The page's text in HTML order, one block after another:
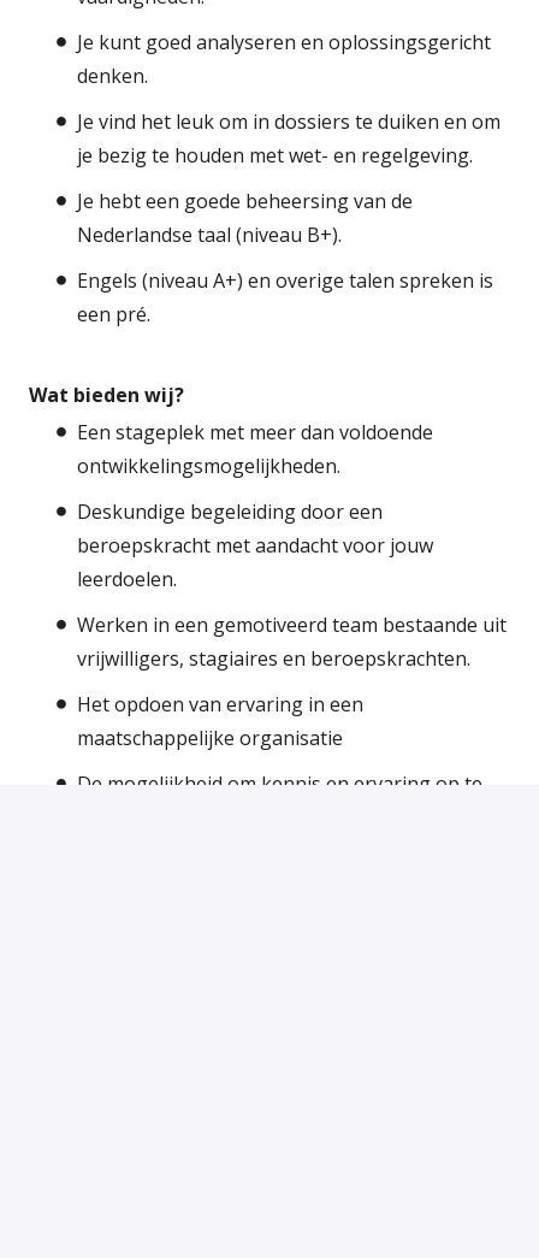
Je kunt goed analyseren en oplossingsgericht
denken.
Je vind het leuk om in dossiers te duiken en om
je bezig te houden met wet- en regelgeving.
Je hebt een goede beheersing van de
Nederlandse taal (niveau B+).
Engels (niveau A+) en overige talen spreken is
een pré.
Wat bieden wij?
Een stageplek met meer dan voldoende
ontwikkelingsmogelijkheden.
Deskundige begeleiding door een
beroepskracht met aandacht voor jouw
leerdoelen.
Werken in een gemotiveerd team bestaande uit
vrijwilligers, stagiaires en beroepskrachten.
Het opdoen van ervaring in een
maatschappelijke organisatie
De mogelijkheid om kennis en ervaring op te